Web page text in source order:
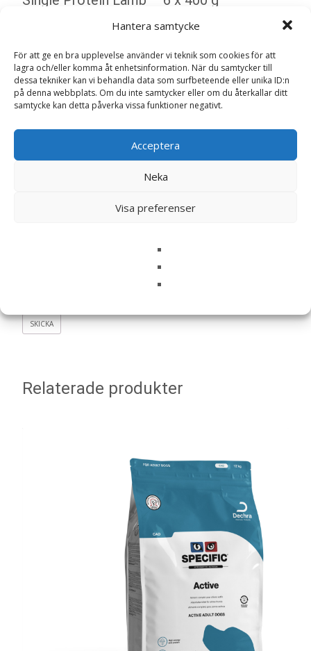
Hantera samtycke
För att ge en bra upplevelse använder vi teknik som cookies för att
lagra och/eller komma åt enhetsinformation. När du samtycker till
dessa tekniker kan vi behandla data som surfbeteende eller unika ID:n
på denna webbplats. Om du inte samtycker eller om du återkallar ditt
samtycke kan detta påverka vissa funktioner negativt.
Acceptera
Neka
Visa preferenser
Din e-postadress kommer inte publiceras.
Obligatoriska fält
är märkta*
Ditt betyg *
Spara mitt namn, min e-postadress och webbplats i
denna webbläsare till nästa gång jag skriver en
Relaterade produkter